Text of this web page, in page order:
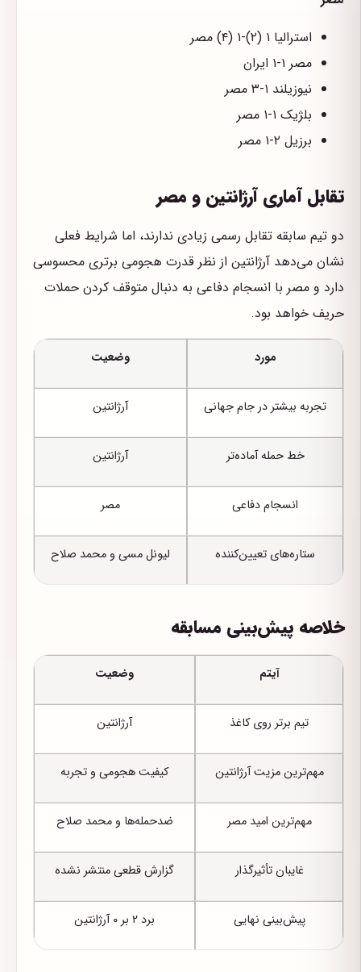
استرالیا ۱ (۲)-۱ (۴) مصر
مصر ۱-۱ ایران
نیوزیلند ۱-۳ مصر
بلژیک ۱-۱ مصر
برزیل ۲-۱ مصر
تقابل آماری آرژانتین و مصر
دو تیم سابقه تقابل رسمی زیادی ندارند، اما شرایط فعلی
نشان می‌دهد آرژانتین از نظر قدرت هجومی برتری محسوسی
دارد و مصر با انسجام دفاعی به دنبال متوقف کردن حملات
حریف خواهد بود.
مورد وضعیت
تجربه بیشتر در جام جهانی آرژانتین
خط حمله آماده‌تر آرژانتین
انسجام دفاعی مصر
ستاره‌های تعیین‌کننده لیونل مسی و محمد صلاح
خلاصه پیش‌بینی مسابقه
آیتم وضعیت
تیم برتر روی کاغذ آرژانتین
مهم‌ترین مزیت آرژانتین کیفیت هجومی و تجربه
مهم‌ترین امید مصر ضدحمله‌ها و محمد صلاح
غایبان تأثیرگذار گزارش قطعی منتشر نشده
پیش‌بینی نهایی برد ۲ بر ۰ آرژانتین